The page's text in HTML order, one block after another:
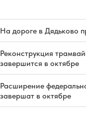
На дороге в Дядьково
Реконструкция
завершится в октябре
Расширение
завершат в октябре